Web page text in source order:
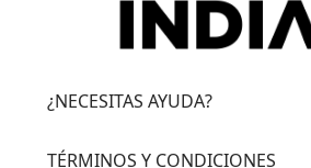
¿NECESITAS AYUDA?
TÉRMINOS Y CONDICIONES